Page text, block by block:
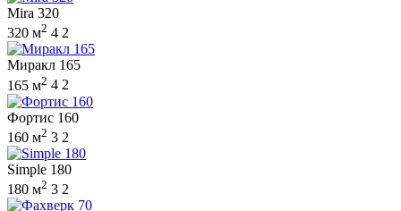
Mira 320
320 м2 4 2
Миракл 165
165 м2 4 2
Фортис 160
160 м2 3 2
Simple 180
180 м2 3 2